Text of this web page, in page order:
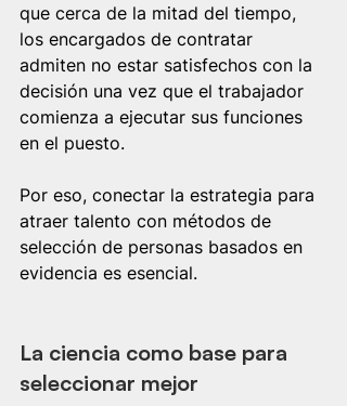
que cerca de la mitad del tiempo,
los encargados de contratar
admiten no estar satisfechos con la
decisión una vez que el trabajador
comienza a ejecutar sus funciones
en el puesto.
Por eso, conectar la estrategia para
atraer talento con métodos de
selección de personas basados en
evidencia es esencial.
La ciencia como base para
seleccionar mejor